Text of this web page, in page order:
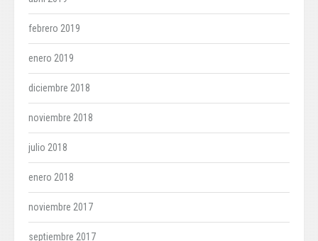
febrero 2019
enero 2019
diciembre 2018
noviembre 2018
julio 2018
enero 2018
noviembre 2017
septiembre 2017